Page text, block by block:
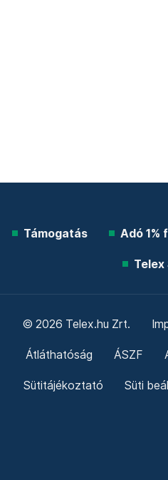
Támogatás Adó 1%
Telex
© 2026 Telex.hu Zrt.
Átláthatóság ÁSZF
Sütitájékoztató Süti